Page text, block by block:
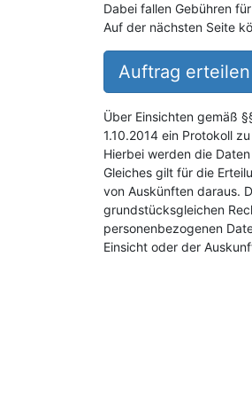
Dabei fallen Gebühren
Auf der nächsten Seite
Auftrag erteilen
Über Einsichten gemäß
1.10.2014 ein Protokoll
Hierbei werden die
Gleiches gilt für die
von Auskünften daraus.
grundstücksgleichen
personenbezogenen
Einsicht oder der